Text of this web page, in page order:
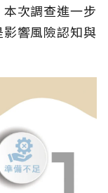
次調查進一步
響風險認知與